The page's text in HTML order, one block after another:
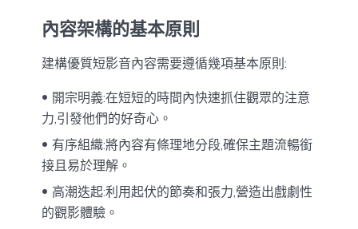
內容架構的基本原則
建構優質短影音內容需要遵循幾項基本原則:
開宗明義:在短短的時間內快速抓住觀眾的注意
力,引發他們的好奇心。
有序組織:將內容有條理地分段,確保主題流暢銜
接且易於理解。
高潮迭起:利用起伏的節奏和張力,營造出戲劇性
的觀影體驗。